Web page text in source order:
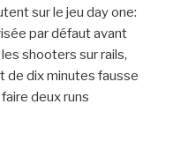
sur le jeu day one:
par défaut avant
shooters sur rails,
de dix minutes fausse
deux runs